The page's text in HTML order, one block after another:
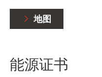
地图
能源证书